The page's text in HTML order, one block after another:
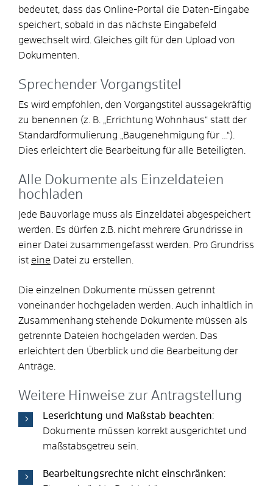
bedeutet, dass das Online-Portal die Daten-Eingabe
speichert, sobald in das nächste Eingabefeld
gewechselt wird. Gleiches gilt für den Upload von
Dokumenten.
Sprechender Vorgangstitel
Es wird empfohlen, den Vorgangstitel aussagekräftig
zu benennen (z. B. „Errichtung Wohnhaus“ statt der
Standardformulierung „Baugenehmigung für …“).
Dies erleichtert die Bearbeitung für alle Beteiligten.
Alle Dokumente als Einzeldateien
hochladen
Jede Bauvorlage muss als Einzeldatei abgespeichert
werden. Es dürfen z.B. nicht mehrere Grundrisse in
einer Datei zusammengefasst werden. Pro Grundriss
ist eine Datei zu erstellen.
Die einzelnen Dokumente müssen getrennt
voneinander hochgeladen werden. Auch inhaltlich in
Zusammenhang stehende Dokumente müssen als
getrennte Dateien hochgeladen werden. Das
erleichtert den Überblick und die Bearbeitung der
Anträge.
Weitere Hinweise zur Antragstellung
Leserichtung und Maßstab beachten:
Dokumente müssen korrekt ausgerichtet und
maßstabsgetreu sein.
Bearbeitungsrechte nicht einschränken: